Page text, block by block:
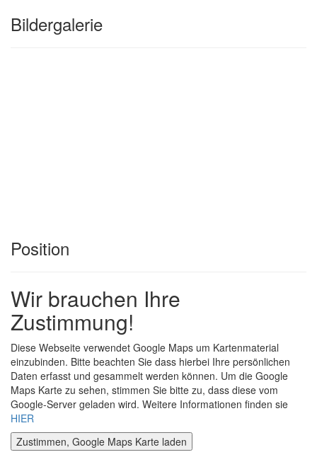
Bildergalerie
Position
Wir brauchen Ihre
Zustimmung!
Diese Webseite verwendet Google Maps um Kartenmaterial
einzubinden. Bitte beachten Sie dass hierbei Ihre persönlichen
Daten erfasst und gesammelt werden können. Um die Google
Maps Karte zu sehen, stimmen Sie bitte zu, dass diese vom
Google-Server geladen wird. Weitere Informationen finden sie
HIER